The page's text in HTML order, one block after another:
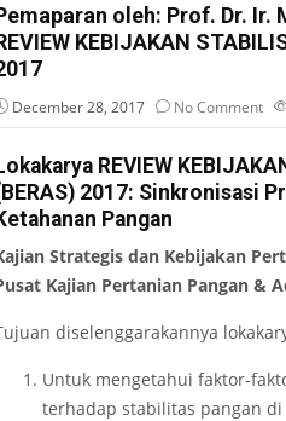
oleh: Prof. Dr. Ir.
KEBIJAKAN
December 28, 2017 No Comment
REVIEW
2017: Sinkronisasi
Pangan
Strategis dan Kebijakan
Kajian Pertanian Pangan &
diselenggarakannya
Untuk mengetahui faktor-
terhadap stabilitas pangan di